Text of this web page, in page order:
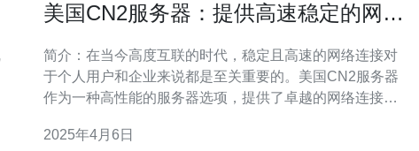
美国CN2服务器：提供高速稳定的网络
简介：在当今高度互联的时代，稳定且高速的网络连接对
于个人用户和企业来说都是至关重要的。美国CN2服务器
作为一种高性能的服务器选项，提供了卓越的网络连接质
是一种基于CN2网络的服务器，CN2是中国电信旗下的网
2025年4月6日